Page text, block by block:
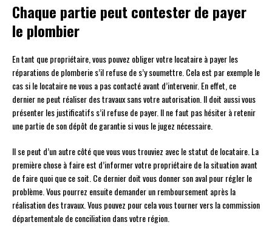
Chaque partie peut contester de payer
le plombier
En tant que propriétaire, vous pouvez obliger votre locataire à payer les
réparations de plomberie s’il refuse de s’y soumettre. Cela est par exemple le
cas si le locataire ne vous a pas contacté avant d’intervenir. En effet, ce
dernier ne peut réaliser des travaux sans votre autorisation. Il doit aussi vous
présenter les justificatifs s’il refuse de payer. Il ne faut pas hésiter à retenir
une partie de son dépôt de garantie si vous le jugez nécessaire.
Il se peut d’un autre côté que vous vous trouviez avec le statut de locataire. La
première chose à faire est d’informer votre propriétaire de la situation avant
de faire quoi que ce soit. Ce dernier doit vous donner son aval pour régler le
problème. Vous pourrez ensuite demander un remboursement après la
réalisation des travaux. Vous pouvez pour cela vous tourner vers la commission
départementale de conciliation dans votre région.